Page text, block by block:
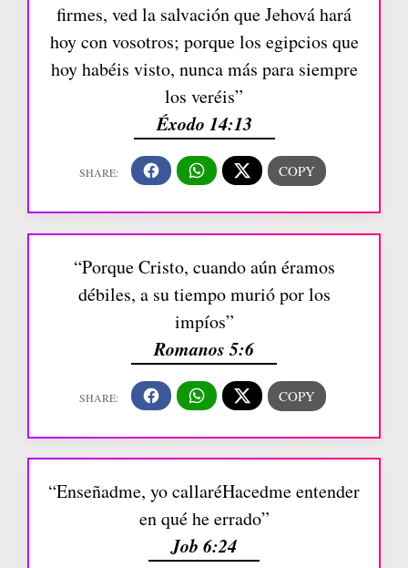
firmes, ved la salvación que Jehová hará
hoy con vosotros; porque los egipcios que
hoy habéis visto, nunca más para siempre
los veréis”
Éxodo 14:13
“Porque Cristo, cuando aún éramos
débiles, a su tiempo murió por los
impíos”
Romanos 5:6
“Enseñadme, yo callaréHacedme entender
en qué he errado”
Job 6:24